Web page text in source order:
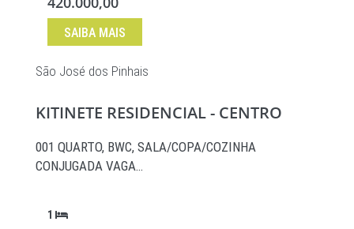
SAIBA MAIS
São José dos Pinhais
KITINETE RESIDENCIAL - CENTRO
001 QUARTO, BWC, SALA/COPA/COZINHA
CONJUGADA VAGA…
1